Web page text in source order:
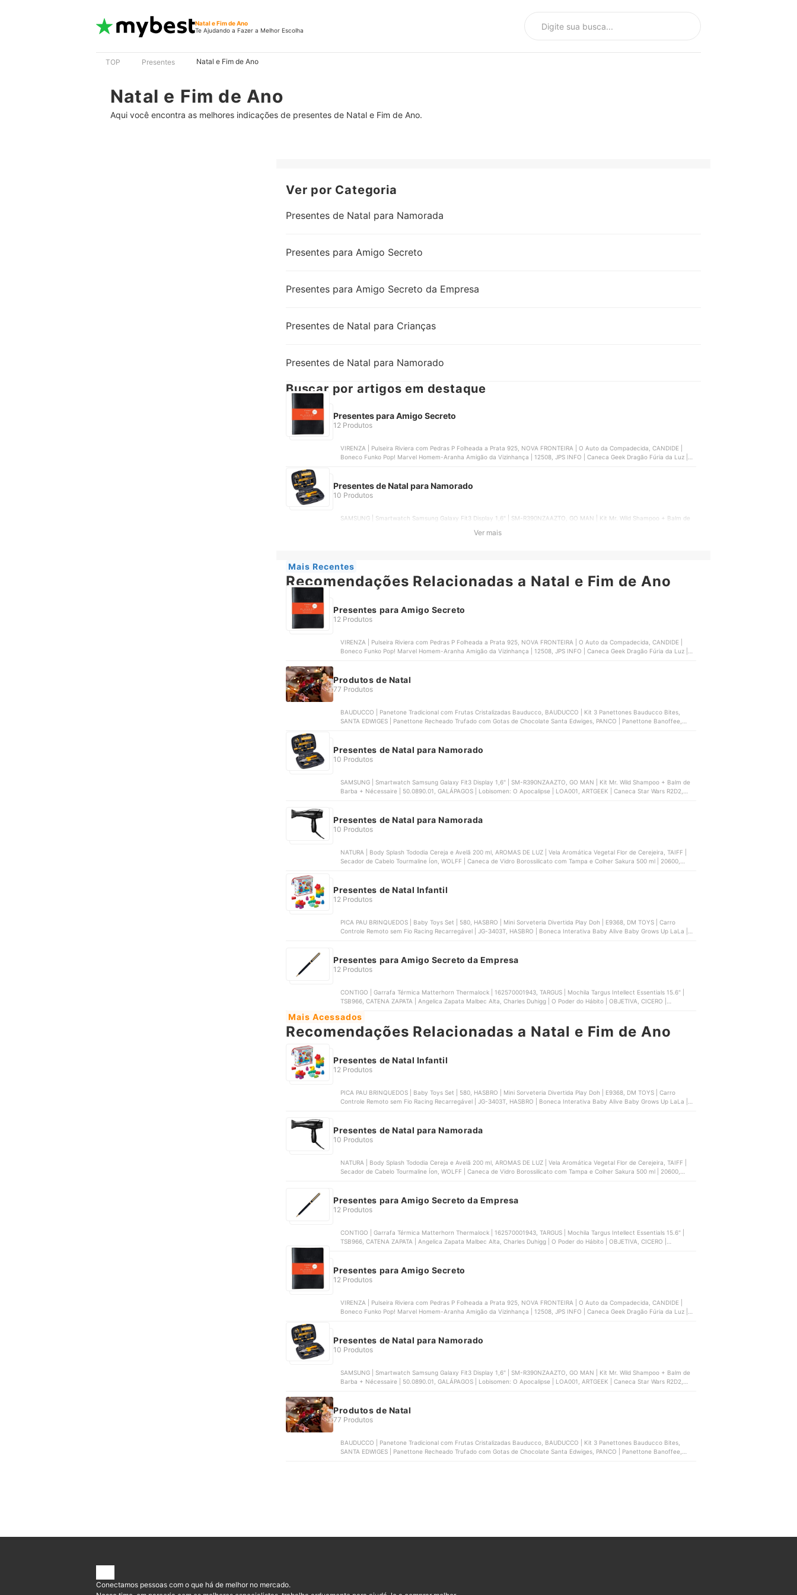
Natal e Fim de Ano
Te Ajudando a Fazer a Melhor Escolha
TOP Presentes Natal e Fim de Ano
Natal e Fim de Ano
Aqui você encontra as melhores indicações de presentes de Natal e Fim de Ano.
Ver por Categoria
Presentes de Natal para Namorada
Presentes para Amigo Secreto
Presentes para Amigo Secreto da Empresa
Presentes de Natal para Crianças
Presentes de Natal para Namorado
Buscar por artigos em destaque
Presentes para Amigo Secreto
12 Produtos
VIRENZA | Pulseira Riviera com Pedras P Folheada a Prata 925, NOVA FRONTEIRA | O Auto da Compadecida, CANDIDE |
Boneco Funko Pop! Marvel Homem-Aranha Amigão da Vizinhança | 12508, JPS INFO | Caneca Geek Dragão Fúria da Luz |
Presentes de Natal para Namorado
10 Produtos
SAMSUNG | Smartwatch Samsung Galaxy Fit3 Display 1,6" | SM-R390NZAAZTO, GO MAN | Kit Mr. Wild Shampoo + Balm de
VONDER | Jogo de Utensílios para Churrasco em Aço Inox com 4 Peças | ‎3691000004
Ver mais
Mais Recentes
Recomendações Relacionadas a Natal e Fim de Ano
Presentes para Amigo Secreto
12 Produtos
VIRENZA | Pulseira Riviera com Pedras P Folheada a Prata 925, NOVA FRONTEIRA | O Auto da Compadecida, CANDIDE |
Boneco Funko Pop! Marvel Homem-Aranha Amigão da Vizinhança | 12508, JPS INFO | Caneca Geek Dragão Fúria da Luz |
Produtos de Natal
77 Produtos
BAUDUCCO | Panetone Tradicional com Frutas Cristalizadas Bauducco, BAUDUCCO | Kit 3 Panettones Bauducco Bites,
SANTA EDWIGES | Panettone Recheado Trufado com Gotas de Chocolate Santa Edwiges, PANCO | Panettone Banoffee,
Presentes de Natal para Namorado
10 Produtos
SAMSUNG | Smartwatch Samsung Galaxy Fit3 Display 1,6" | SM-R390NZAAZTO, GO MAN | Kit Mr. Wild Shampoo + Balm de
Barba + Nécessaire | 50.0890.01, GALÁPAGOS | Lobisomen: O Apocalipse | ‎LOA001, ARTGEEK | Caneca Star Wars R2D2,
Presentes de Natal para Namorada
10 Produtos
NATURA | Body Splash Tododia Cereja e Avelã 200 ml, AROMAS DE LUZ | Vela Aromática Vegetal Flor de Cerejeira, TAIFF |
Secador de Cabelo Tourmaline Íon, WOLFF | Caneca de Vidro Borossilicato com Tampa e Colher Sakura 500 ml | ‎20600,
Presentes de Natal Infantil
12 Produtos
PICA PAU BRINQUEDOS | Baby Toys Set | 580, HASBRO | Mini Sorveteria Divertida Play Doh | ‎E9368, DM TOYS | Carro
Controle Remoto sem Fio Racing Recarregável | JG-3403T, HASBRO | Boneca Interativa Baby Alive Baby Grows Up LaLa |
Presentes para Amigo Secreto da Empresa
12 Produtos
CONTIGO | Garrafa Térmica Matterhorn Thermalock | 162570001943, TARGUS | Mochila Targus Intellect Essentials 15.6" |
TSB966, CATENA ZAPATA | Angelica Zapata Malbec Alta, Charles Duhigg | O Poder do Hábito | OBJETIVA, CICERO |
Mais Acessados
Recomendações Relacionadas a Natal e Fim de Ano
Presentes de Natal Infantil
12 Produtos
PICA PAU BRINQUEDOS | Baby Toys Set | 580, HASBRO | Mini Sorveteria Divertida Play Doh | ‎E9368, DM TOYS | Carro
Controle Remoto sem Fio Racing Recarregável | JG-3403T, HASBRO | Boneca Interativa Baby Alive Baby Grows Up LaLa |
Presentes de Natal para Namorada
10 Produtos
NATURA | Body Splash Tododia Cereja e Avelã 200 ml, AROMAS DE LUZ | Vela Aromática Vegetal Flor de Cerejeira, TAIFF |
Secador de Cabelo Tourmaline Íon, WOLFF | Caneca de Vidro Borossilicato com Tampa e Colher Sakura 500 ml | ‎20600,
Presentes para Amigo Secreto da Empresa
12 Produtos
CONTIGO | Garrafa Térmica Matterhorn Thermalock | 162570001943, TARGUS | Mochila Targus Intellect Essentials 15.6" |
TSB966, CATENA ZAPATA | Angelica Zapata Malbec Alta, Charles Duhigg | O Poder do Hábito | OBJETIVA, CICERO |
Presentes para Amigo Secreto
12 Produtos
VIRENZA | Pulseira Riviera com Pedras P Folheada a Prata 925, NOVA FRONTEIRA | O Auto da Compadecida, CANDIDE |
Boneco Funko Pop! Marvel Homem-Aranha Amigão da Vizinhança | 12508, JPS INFO | Caneca Geek Dragão Fúria da Luz |
Presentes de Natal para Namorado
10 Produtos
SAMSUNG | Smartwatch Samsung Galaxy Fit3 Display 1,6" | SM-R390NZAAZTO, GO MAN | Kit Mr. Wild Shampoo + Balm de
Barba + Nécessaire | 50.0890.01, GALÁPAGOS | Lobisomen: O Apocalipse | ‎LOA001, ARTGEEK | Caneca Star Wars R2D2,
Produtos de Natal
77 Produtos
BAUDUCCO | Panetone Tradicional com Frutas Cristalizadas Bauducco, BAUDUCCO | Kit 3 Panettones Bauducco Bites,
SANTA EDWIGES | Panettone Recheado Trufado com Gotas de Chocolate Santa Edwiges, PANCO | Panettone Banoffee,
Conectamos pessoas com o que há de melhor no mercado.